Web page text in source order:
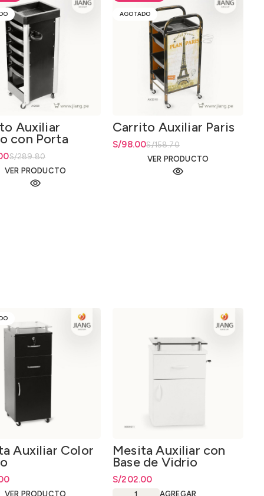
Auxiliar
con Porta
S/289.80
original era: S/289.80.
actual es: S/238.00.
VER PRODUCTO
AGOTADO
Carrito Auxiliar Paris
S/158.70
El precio original era: S/158.70.
S/98.00
El precio actual es: S/98.00.
VER PRODUCTO
Auxiliar Color
VER PRODUCTO
Mesita Auxiliar con
Base de Vidrio
S/202.00
AGREGAR